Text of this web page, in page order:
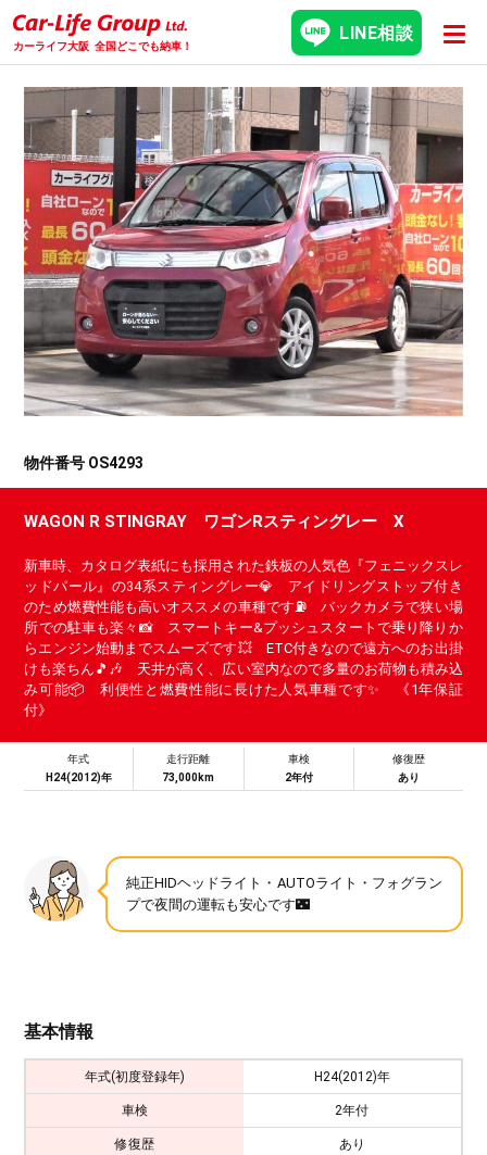
カーライフ大阪 全国どこでも納車！
LINE相談
物件番号 OS4293
WAGON R STINGRAY ワゴンRスティングレー X
新車時、カタログ表紙にも採用された鉄板の人気色『フェニックスレ
ッドパール』の34系スティングレー💎 アイドリングストップ付き
のため燃費性能も高いオススメの車種です⛽ バックカメラで狭い場
所での駐車も楽々📸 スマートキー&プッシュスタートで乗り降りか
らエンジン始動までスムーズです💥 ETC付きなので遠方へのお出掛
けも楽ちん🎵🎶 天井が高く、広い室内なので多量のお荷物も積み込
み可能📦 利便性と燃費性能に長けた人気車種です✨ 《1年保証
付》
年式
H24(2012)年
走行距離
73,000km
車検
2年付
修復歴
あり
純正HIDヘッドライト・AUTOライト・フォグラン
プで夜間の運転も安心です🌃
基本情報
年式(初度登録年) H24(2012)年
車検 2年付
修復歴 あり